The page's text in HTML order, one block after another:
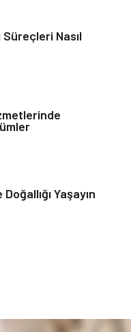
& Çocuk
Nasıl
Yaşayın